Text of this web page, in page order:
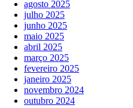
agosto 2025
julho 2025
junho 2025
maio 2025
abril 2025
março 2025
fevereiro 2025
janeiro 2025
novembro 2024
outubro 2024